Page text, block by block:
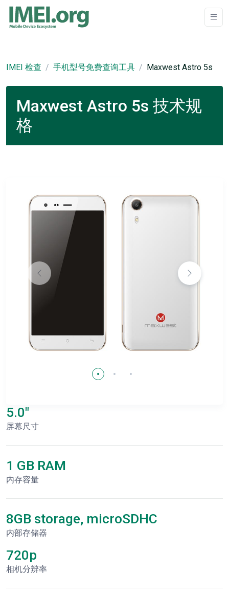
IMEI 检查 手机型号免费查询工具 Maxwest Astro 5s
Maxwest Astro 5s 技术规
格
5.0"
屏幕尺寸
1 GB RAM
内存容量
8GB storage, microSDHC
内部存储器
720p
相机分辨率